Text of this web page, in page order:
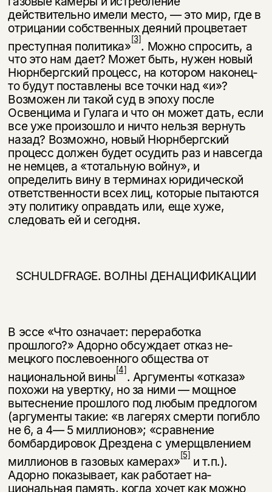
действительно имели место, — это мир, где в
отрицании собственных деяний процветает
преступ­ная политика»[3]. Можно спросить, а
что это нам дает? Может быть, нужен но­вый
Нюрнбергский процесс, на котором наконец-
то будут поставлены все точки над «и»?
Возможен ли такой суд в эпоху после
Освенцима и Гулага и что он может дать, если
все уже произошло и ничто нельзя вернуть
назад? Возможно, новый Нюрнбергский
процесс должен будет осудить раз и навсе­гда
не немцев, а «тотальную войну», и
определить вину в терминах юриди­ческой
ответственности всех лиц, которые пытаются
эту политику оправдать или, еще хуже,
следовать ей и сегодня.
SCHULDFRAGE. ВОЛНЫ ДЕНАЦИФИКАЦИИ
В эссе «Что означает: переработка
прошлого?» Адорно обсуждает отказ не­
мецкого послевоенного общества от
национальной вины[4]. Аргументы «от­каза»
похожи на увертку, но за ними — мощное
вытеснение прошлого под любым предлогом
(аргументы такие: «в лагерях смерти погибло
не 6, а 4— 5 миллионов»; «сравнение
бомбардировок Дрездена с умерщвлением
мил­лионов в газовых камерах»[5] и т.п.).
Адорно показывает, как работает на­
циональная память, когда хочет как можно